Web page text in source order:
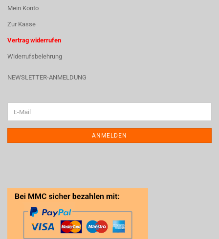
Mein Konto
Zur Kasse
Vertrag widerrufen
Widerrufsbelehrung
NEWSLETTER-ANMELDUNG
ANMELDEN